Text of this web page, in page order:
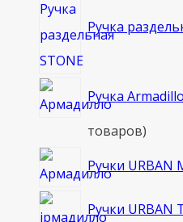
Ручка
Ручка
товаров
Ручки URBAN
Ручки URBAN